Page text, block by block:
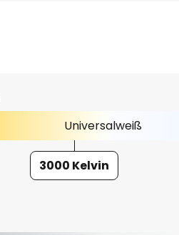
Universalweiß
3000 Kelvin